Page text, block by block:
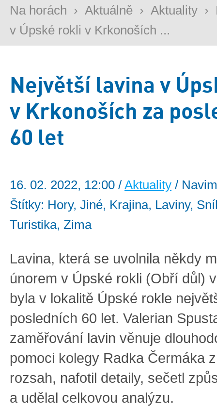
Na horách › Aktuálně › Aktuality ›
v Úpské rokli v Krkonoších ...
Největší lavina v
v Krkonoších za
60 let
16. 02. 2022, 12:00 / Aktuality /
Štítky: Hory, Jiné, Krajina, Laviny,
Turistika, Zima
Lavina, která se uvolnila někdy
únorem v Úpské rokli (Obří důl)
byla v lokalitě Úpské rokle
posledních 60 let. Valerian
zaměřování lavin věnuje
pomoci kolegy Radka Čermáka
rozsah, nafotil detaily, sečetl
a udělal celkovou analýzu.